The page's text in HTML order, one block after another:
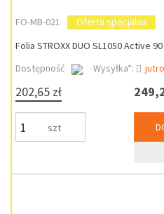
FO-MB-021
Oferta specjalna
Folia STROXX DUO SL1050 Active
Dostępność
Wysyłka*: jutro
202,65 zł
szt